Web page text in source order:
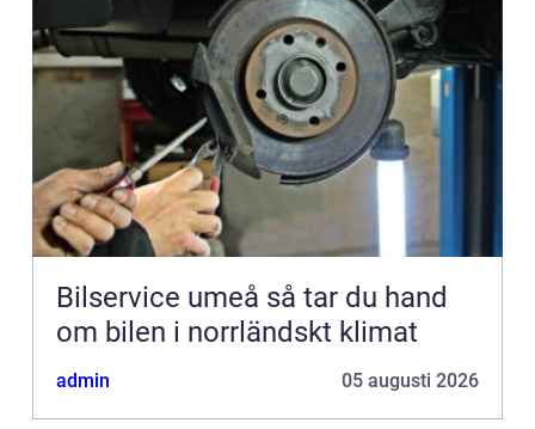
Bilservice umeå så tar du hand
om bilen i norrländskt klimat
admin 05 augusti 2026